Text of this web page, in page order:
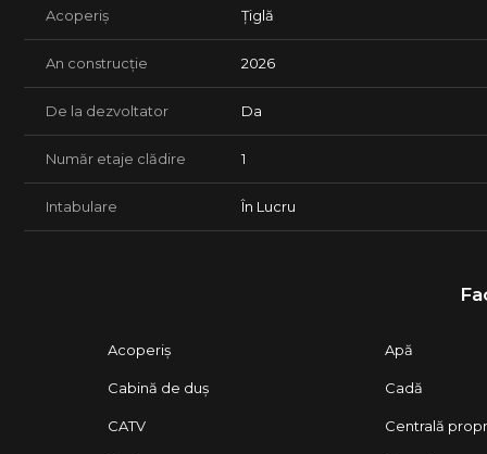
Acoperiș Țiglă
An construcție 2026
De la dezvoltator Da
Număr etaje clădire 1
Intabulare În Lucru
Acoperiș Apă
Cabină de duș Cadă
CATV Centrală